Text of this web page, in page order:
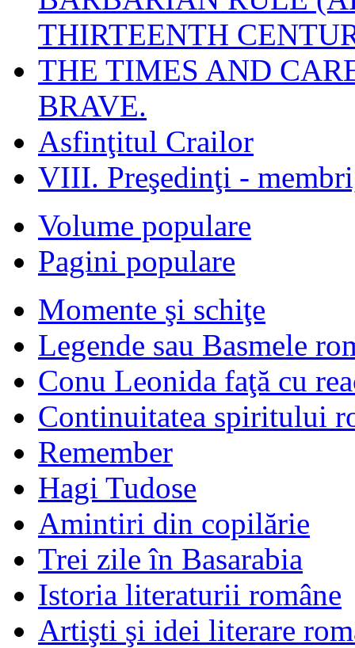
THIRTEENTH
THE TIMES AND
BRAVE.
Asfinţitul Crailor
VIII. Preşedinţi -
Volume populare
Pagini populare
Momente şi schiţe
Legende sau Basmele
Conu Leonida faţă cu
Continuitatea spiritului
Remember
Hagi Tudose
Amintiri din copilărie
Trei zile în Basarabia
Istoria literaturii române
Artişti şi idei literare